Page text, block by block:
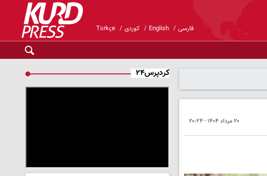
فارسی English کوردی Türkçe
۲۰ مرداد ۱۴۰۴ - ۲۰:۲۴
کردپرس۲۴